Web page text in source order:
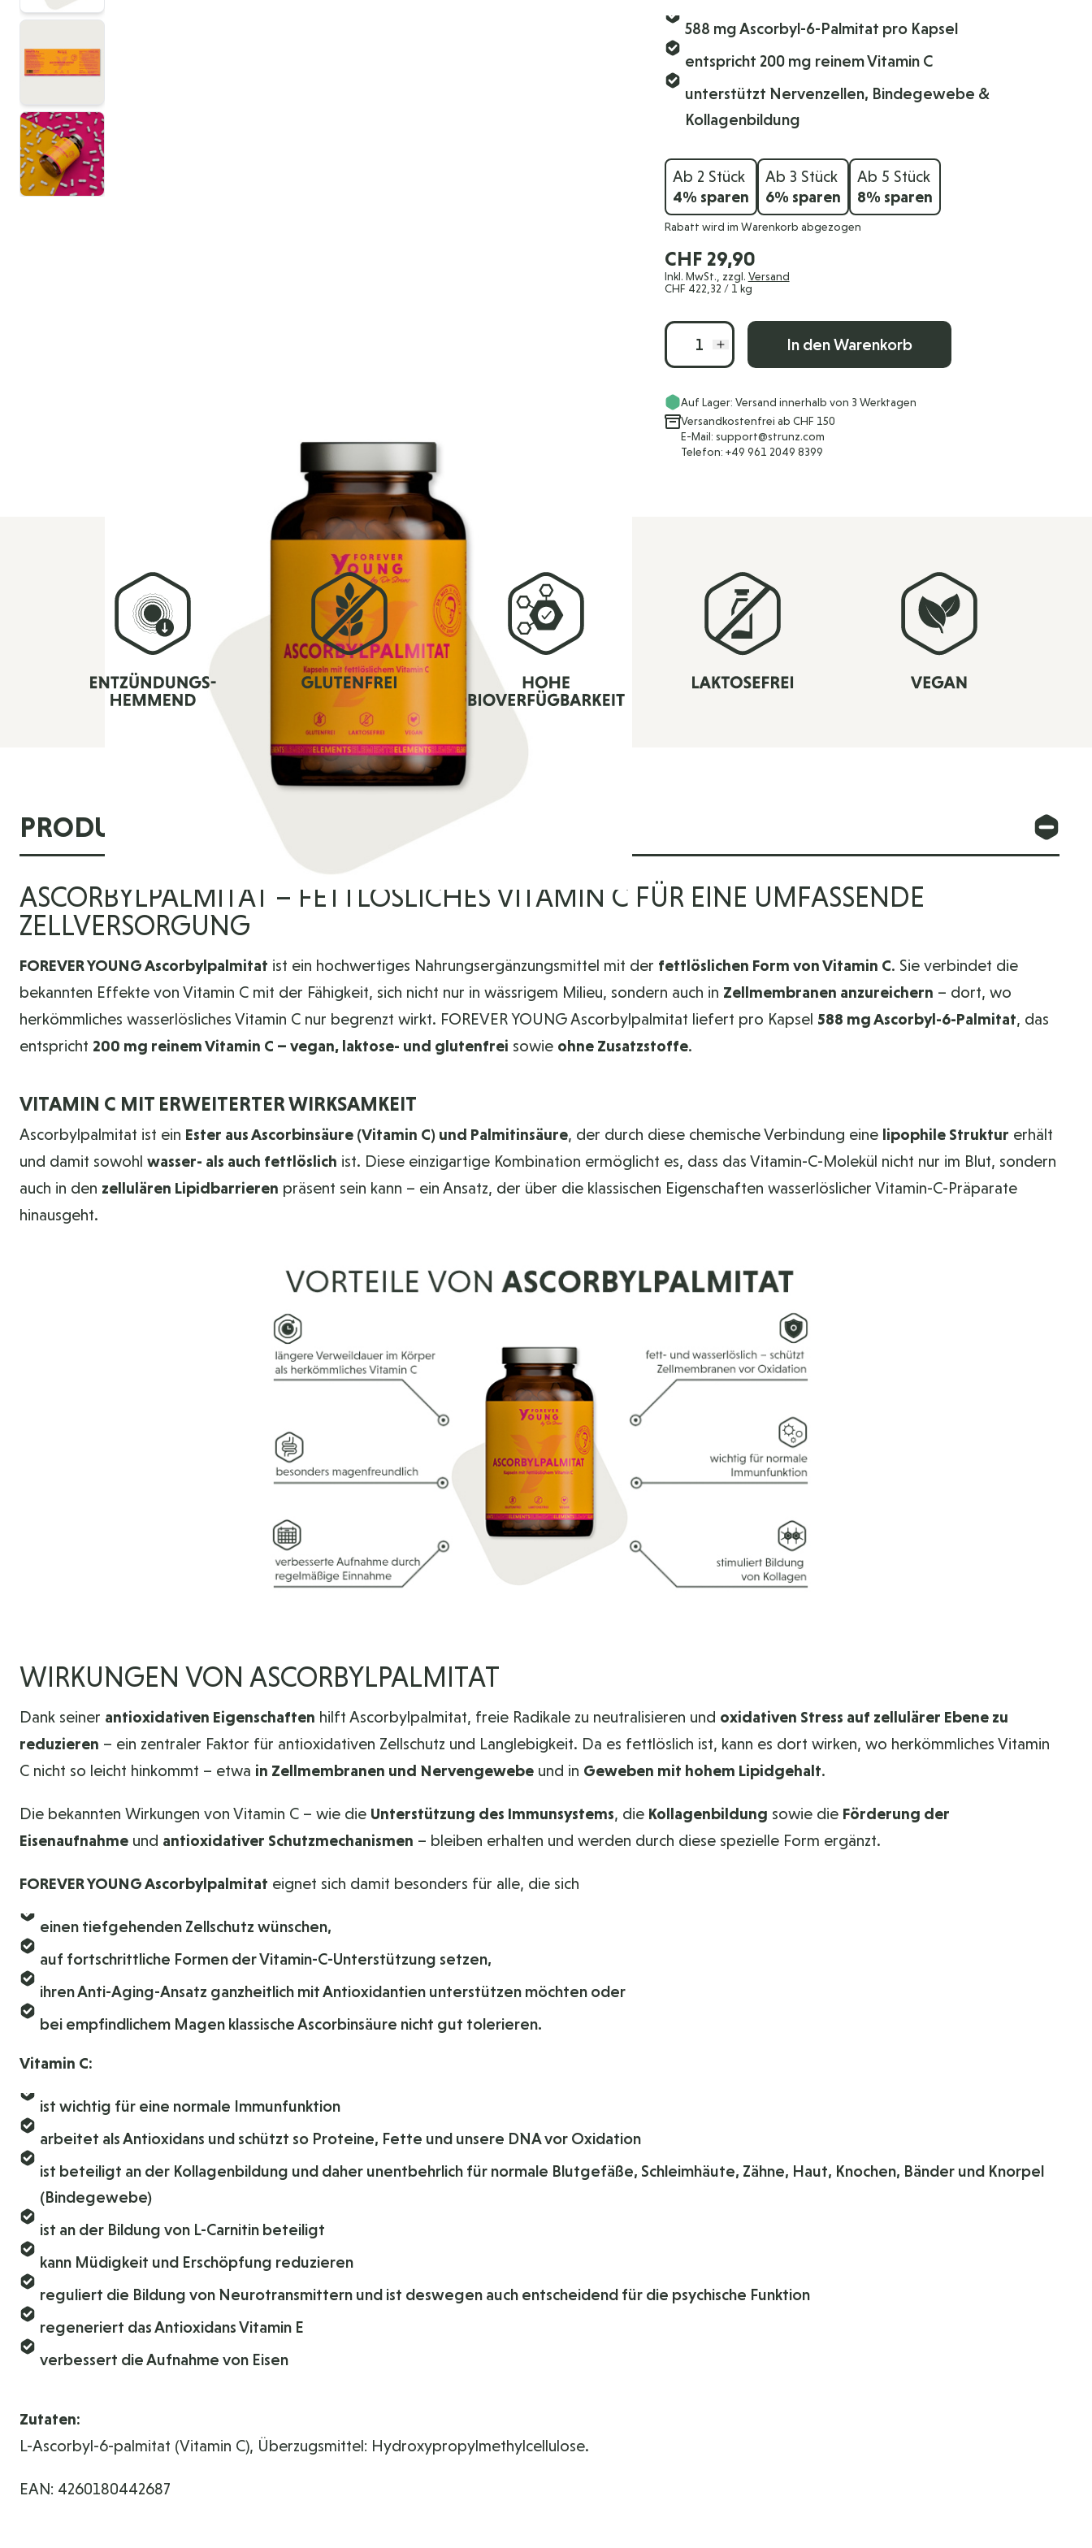
View larger image
View larger image
588 mg Ascorbyl-6-Palmitat pro Kapsel
entspricht 200 mg reinem Vitamin C
unterstützt Nervenzellen, Bindegewebe &
Kollagenbildung
Ab 2 Stück
4% sparen
Ab 3 Stück
6% sparen
Ab 5 Stück
8% sparen
Rabatt wird im Warenkorb abgezogen
CHF 29,90
Inkl. MwSt., zzgl. Versand
CHF 422,32 / 1 kg
Menge
In den Warenkorb
Auf Lager: Versand innerhalb von 3 Werktagen
Versandkostenfrei ab CHF 150
E-Mail: support@strunz.com
Telefon: +49 961 2049 8399
PRODUKTINFORMATIONEN
ASCORBYLPALMITAT – FETTLÖSLICHES VITAMIN C FÜR EINE UMFASSENDE
ZELLVERSORGUNG
FOREVER YOUNG Ascorbylpalmitat ist ein hochwertiges Nahrungsergänzungsmittel mit der fettlöslichen Form von Vitamin C. Sie verbindet die
bekannten Effekte von Vitamin C mit der Fähigkeit, sich nicht nur in wässrigem Milieu, sondern auch in Zellmembranen anzureichern – dort, wo
herkömmliches wasserlösliches Vitamin C nur begrenzt wirkt. FOREVER YOUNG Ascorbylpalmitat liefert pro Kapsel 588 mg Ascorbyl-6-Palmitat, das
entspricht 200 mg reinem Vitamin C – vegan, laktose- und glutenfrei sowie ohne Zusatzstoffe.
VITAMIN C MIT ERWEITERTER WIRKSAMKEIT
Ascorbylpalmitat ist ein Ester aus Ascorbinsäure (Vitamin C) und Palmitinsäure, der durch diese chemische Verbindung eine lipophile Struktur erhält
und damit sowohl wasser- als auch fettlöslich ist. Diese einzigartige Kombination ermöglicht es, dass das Vitamin-C-Molekül nicht nur im Blut, sondern
auch in den zellulären Lipidbarrieren präsent sein kann – ein Ansatz, der über die klassischen Eigenschaften wasserlöslicher Vitamin-C-Präparate
hinausgeht.
WIRKUNGEN VON ASCORBYLPALMITAT
Dank seiner antioxidativen Eigenschaften hilft Ascorbylpalmitat, freie Radikale zu neutralisieren und oxidativen Stress auf zellulärer Ebene zu
reduzieren – ein zentraler Faktor für antioxidativen Zellschutz und Langlebigkeit. Da es fettlöslich ist, kann es dort wirken, wo herkömmliches Vitamin
C nicht so leicht hinkommt – etwa in Zellmembranen und Nervengewebe und in Geweben mit hohem Lipidgehalt.
Die bekannten Wirkungen von Vitamin C – wie die Unterstützung des Immunsystems, die Kollagenbildung sowie die Förderung der
Eisenaufnahme und antioxidativer Schutzmechanismen – bleiben erhalten und werden durch diese spezielle Form ergänzt.
FOREVER YOUNG Ascorbylpalmitat eignet sich damit besonders für alle, die sich
einen tiefgehenden Zellschutz wünschen,
auf fortschrittliche Formen der Vitamin-C-Unterstützung setzen,
ihren Anti-Aging-Ansatz ganzheitlich mit Antioxidantien unterstützen möchten oder
bei empfindlichem Magen klassische Ascorbinsäure nicht gut tolerieren.
Vitamin C:
ist wichtig für eine normale Immunfunktion
arbeitet als Antioxidans und schützt so Proteine, Fette und unsere DNA vor Oxidation
ist beteiligt an der Kollagenbildung und daher unentbehrlich für normale Blutgefäße, Schleimhäute, Zähne, Haut, Knochen, Bänder und Knorpel
(Bindegewebe)
ist an der Bildung von L-Carnitin beteiligt
kann Müdigkeit und Erschöpfung reduzieren
reguliert die Bildung von Neurotransmittern und ist deswegen auch entscheidend für die psychische Funktion
regeneriert das Antioxidans Vitamin E
verbessert die Aufnahme von Eisen
Zutaten:
L-Ascorbyl-6-palmitat (Vitamin C), Überzugsmittel: Hydroxypropylmethylcellulose.
EAN: 4260180442687